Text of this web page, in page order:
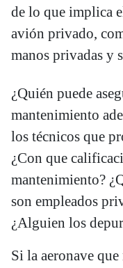
de lo que implica
avión privado,
manos privadas y
¿Quién puede
mantenimiento
los técnicos que
¿Con que
mantenimiento?
son empleados
¿Alguien los
Si la aeronave